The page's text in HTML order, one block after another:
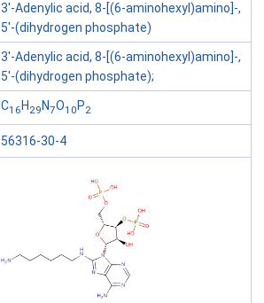
3'-Adenylic acid, 8-[(6-aminohexyl)amino]-,
5'-(dihydrogen phosphate)
3'-Adenylic acid, 8-[(6-aminohexyl)amino]-,
5'-(dihydrogen phosphate);
C16 H 29 N7O10 P2
56316-30-4